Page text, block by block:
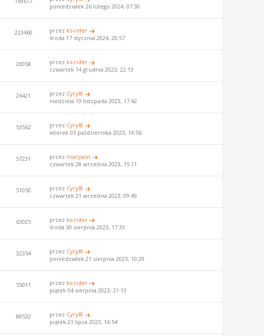
poniedziałek 26 lutego 2024, 07:30
223460 przez ks-rider
środa 17 stycznia 2024, 20:57
20058 przez ks-rider
czwartek 14 grudnia 2023, 22:13
26421 przez Cyryl8
niedziela 19 listopada 2023, 17:42
53562 przez Cyryl8
wtorek 03 października 2023, 16:56
57231 przez maryann
czwartek 28 września 2023, 15:11
51050 przez Cyryl8
czwartek 21 września 2023, 09:49
63025 przez ks-rider
środa 30 sierpnia 2023, 17:33
32354 przez Cyryl8
poniedziałek 21 sierpnia 2023, 10:29
55011 przez ks-rider
piątek 04 sierpnia 2023, 21:13
88532 przez Cyryl8
piątek 21 lipca 2023, 16:54